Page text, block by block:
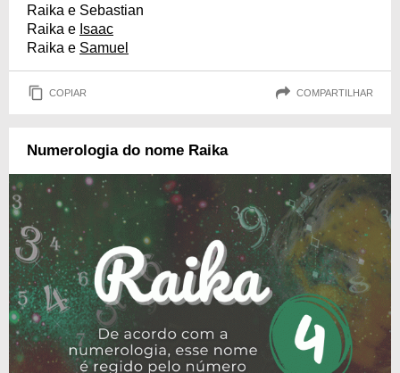
Raika e Sebastian
Raika e Isaac
Raika e Samuel
COPIAR COMPARTILHAR
Numerologia do nome Raika